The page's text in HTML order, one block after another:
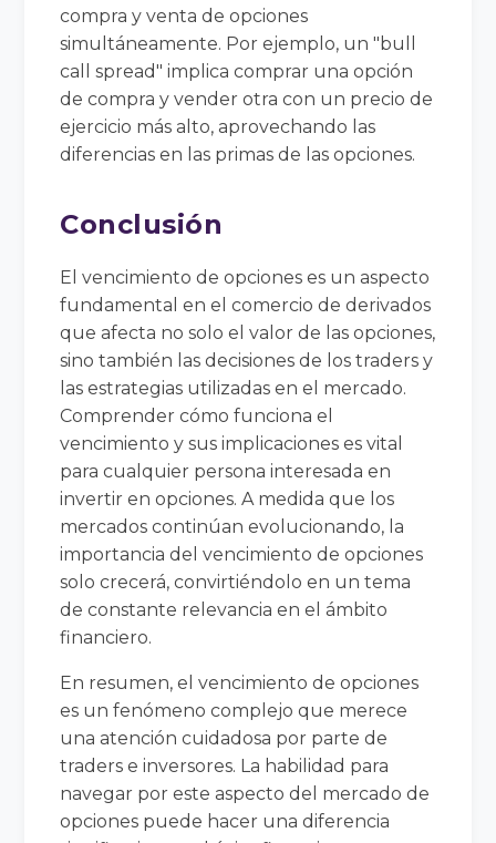
compra y venta de opciones
simultáneamente. Por ejemplo, un "bull
call spread" implica comprar una opción
de compra y vender otra con un precio de
ejercicio más alto, aprovechando las
diferencias en las primas de las opciones.
Conclusión
El vencimiento de opciones es un aspecto
fundamental en el comercio de derivados
que afecta no solo el valor de las opciones,
sino también las decisiones de los traders y
las estrategias utilizadas en el mercado.
Comprender cómo funciona el
vencimiento y sus implicaciones es vital
para cualquier persona interesada en
invertir en opciones. A medida que los
mercados continúan evolucionando, la
importancia del vencimiento de opciones
solo crecerá, convirtiéndolo en un tema
de constante relevancia en el ámbito
financiero.
En resumen, el vencimiento de opciones
es un fenómeno complejo que merece
una atención cuidadosa por parte de
traders e inversores. La habilidad para
navegar por este aspecto del mercado de
opciones puede hacer una diferencia